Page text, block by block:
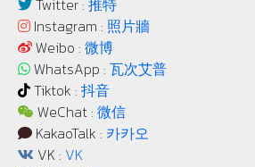
Twitter : 推特
Instagram : 照片牆
Weibo : 微博
WhatsApp : 瓦次艾普
Tiktok : 抖音
WeChat : 微信
KakaoTalk : 카카오
VK : VK